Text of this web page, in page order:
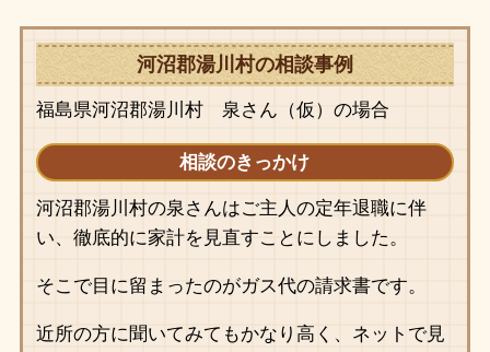
河沼郡湯川村の相談事例
福島県河沼郡湯川村 泉さん（仮）の場合
相談のきっかけ
河沼郡湯川村の泉さんはご主人の定年退職に伴
い、徹底的に家計を見直すことにしました。
そこで目に留まったのがガス代の請求書です。
近所の方に聞いてみてもかなり高く、ネットで見